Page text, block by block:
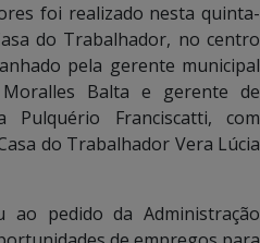
foi realizado nesta quinta-
do Trabalhador, no centro
pela gerente municipal
Moralles Balta e gerente de
Pulquério Franciscatti, com
do Trabalhador Vera Lúcia
ao pedido da Administração